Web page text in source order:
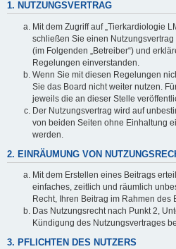
1. NUTZUNGSVERTRAG
Mit dem Zugriff auf „Tierkardiologie
schließen Sie einen
(im Folgenden „Betreiber“) und
Regelungen einverstanden.
Wenn Sie mit diesen Regelungen
Sie das Board nicht weiter nutzen.
jeweils die an dieser Stelle
Der Nutzungsvertrag wird auf
von beiden Seiten ohne Einhaltung
werden.
2. EINRÄUMUNG VON
Mit dem Erstellen eines Beitrags
einfaches, zeitlich und räumlich
Recht, Ihren Beitrag im Rahmen des
Das Nutzungsrecht nach Punkt 2,
Kündigung des Nutzungsvertrages
3. PFLICHTEN DES NUTZERS